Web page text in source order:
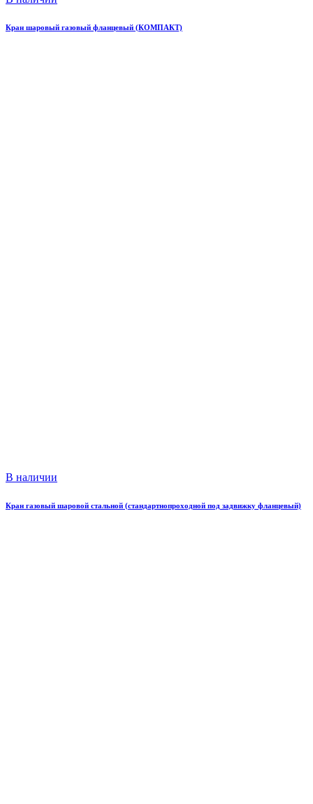
Кран шаровый газовый фланцевый (КОМПАКТ)
В наличии
Кран газовый шаровой стальной (стандартнопроходной под задвижку фланцевый)